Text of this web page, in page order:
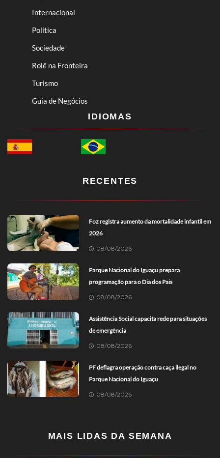
Internacional
Política
Sociedade
Rolê na Fronteira
Turismo
Guia de Negócios
IDIOMAS
RECENTES
Foz registra aumento da mortalidade infantil em
2026
08/08/2026
Parque Nacional do Iguaçu prepara
programação para o Dia dos Pais
08/08/2026
Assistência Social capacita rede para situações
de emergência
08/08/2026
PF deflagra operação contra caça ilegal no
Parque Nacional do Iguaçu
08/08/2026
MAIS LIDAS DA SEMANA